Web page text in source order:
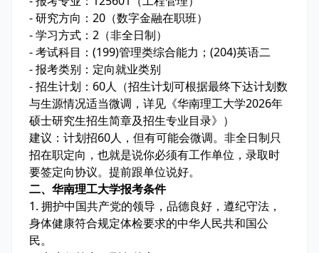
- 研究方向：20（数字金融在职班）
- 学习方式：2（非全日制）
- 考试科目：(199)管理类综合能力；(204)英语二
- 报考类别：定向就业类别
- 招生计划：60人（招生计划可根据最终下达计划数
与生源情况适当微调，详见《华南理工大学2026年
硕士研究生招生简章及招生专业目录》）
建议：计划招60人，但有可能会微调。非全日制只
招在职定向，也就是说你必须有工作单位，录取时
要签定向协议。提前跟单位说好。
二、华南理工大学报考条件
1. 拥护中国共产党的领导，品德良好，遵纪守法，
身体健康符合规定体检要求的中华人民共和国公
民。